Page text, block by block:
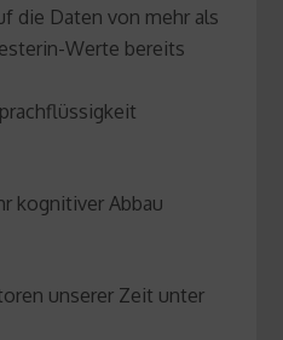
die Daten von mehr als
Werte bereits
kognitiver Abbau
unserer Zeit unter